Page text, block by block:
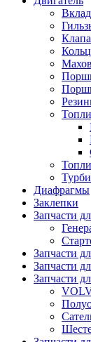
Диафрагмы
Заклепки
Запчасти
Запчасти
Запчасти
Запчасти